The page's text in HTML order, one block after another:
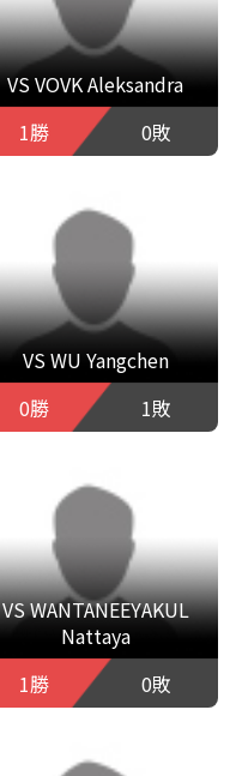
VS VOVK Aleksandra
1勝
0敗
VS WU Yangchen
0勝
1敗
VS WANTANEEYAKUL
Nattaya
1勝
0敗